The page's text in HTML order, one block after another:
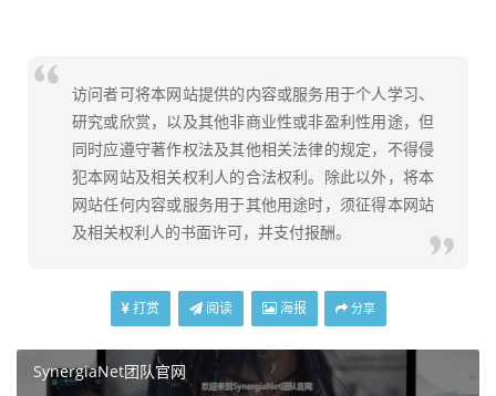
访问者可将本网站提供的内容或服务用于个人学习、
研究或欣赏，以及其他非商业性或非盈利性用途，但
同时应遵守著作权法及其他相关法律的规定，不得侵
犯本网站及相关权利人的合法权利。除此以外，将本
网站任何内容或服务用于其他用途时，须征得本网站
及相关权利人的书面许可，并支付报酬。
打赏 阅读 海报 分享
SynergiaNet团队官网